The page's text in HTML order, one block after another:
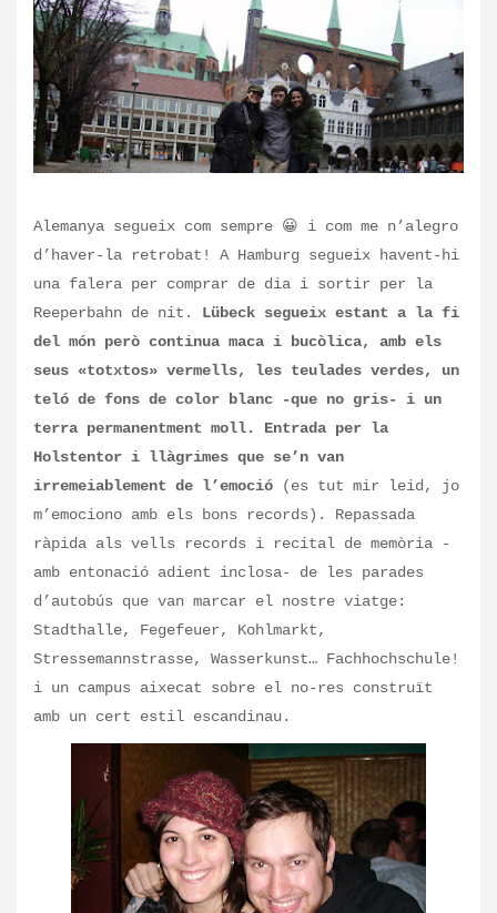
Alemanya segueix com sempre 😀 i com me n’alegro
d’haver-la retrobat! A Hamburg segueix havent-hi
una falera per comprar de dia i sortir per la
Reeperbahn de nit.
Lübeck segueix estant a la fi
del món però continua maca i bucòlica, amb els
seus «totxtos» vermells, les teulades verdes, un
teló de fons de color blanc -que no gris- i un
terra permanentment moll. Entrada per la
Holstentor i llàgrimes que se’n van
irremeiablement de l’emoció
(es tut mir leid, jo
m’emociono amb els bons records). Repassada
ràpida als vells records i recital de memòria -
amb entonació adient inclosa- de les parades
d’autobús que van marcar el nostre viatge:
Stadthalle, Fegefeuer, Kohlmarkt,
Stressemannstrasse, Wasserkunst… Fachhochschule!
i un campus aixecat sobre el no-res construït
amb un cert estil escandinau.